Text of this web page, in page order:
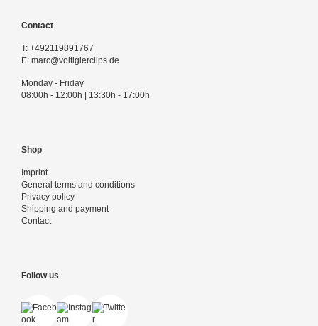
Contact
T: +492119891767
E: marc@voltigierclips.de
Monday - Friday
08:00h - 12:00h | 13:30h - 17:00h
Shop
Imprint
General terms and conditions
Privacy policy
Shipping and payment
Contact
Follow us